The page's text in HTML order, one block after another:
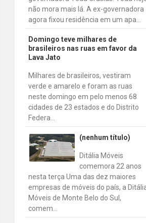
não mora mais lá. A ex-governadora
agora fixou residência em um apa...
Domingo teve milhares de
brasileiros nas ruas em favor da
Lava Jato
Milhares de brasileiros, vestiram
verde e amarelo e foram as ruas
neste domingo em pelo menos 68
cidades de 23 estados e do Distrito
Federa...
(nenhum título)
Ditália Móveis
comemora 22 anos
nesta terça Uma das dez maiores
empresas de móveis do país, a
Móveis de Monte Belo do Sul,
comem...